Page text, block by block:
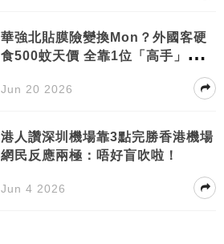
華強北貼膜險變換Mon？外國客硬
食500蚊天價 全靠1位「高手」出面
Jun 20 2026
港人讚深圳機場靠3點完勝香港機場
網民反應兩極：唔好盲吹啦！
Jun 4 2026